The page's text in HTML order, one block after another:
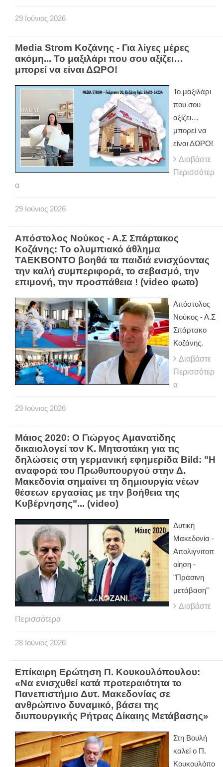
29 Ιούνιος 2026
Media Strom Κοζάνης - Για λίγες μέρες
ακόμη... Το μαξιλάρι που σου αξίζει…
μπορεί να είναι ΔΩΡΟ!
Το μαξιλάρι
που σου
αξίζει…
μπορεί να
είναι ΔΩΡΟ!
Διαβάστε
Περισσότερ
α
29 Ιούνιος 2026
Απόστολος Νούκος - Α.Σ Σπάρτακος
Κοζάνης: Το ολυμπιακό άθλημα
ΤΑΕΚΒΟΝΤΟ βοηθά τα παιδιά ενισχύοντας
την καλή συμπεριφορά, το σεβασμό, την
επιμονή, την προσπάθεια ! (video φωτο)
Απόστολος
Νούκος - Α.Σ
Σπάρτακο
Κοζάνης.
Διαβάστε
Περισσότερ
α
29 Ιούνιος 2026
Μάιος 2020: Ο Γιώργος Αμανατίδης
δικαιολογεί τον Κ. Μητσοτάκη για τις
δηλώσεις στη γερμανική εφημερίδα Bild: "Η
αναφορά του Πρωθυπουργού στην Δ.
Μακεδονία σημαίνει τη δημιουργία νέων
θέσεων εργασίας με την βοήθεια της
Κυβέρνησης"... (video)
Δυτική
Μακεδονία -
Απολιγνιτοπ
οίηση -
"Πράσινη
μετάβαση"
Διαβάστε
Περισσότερα
28 Ιούνιος 2026
Επίκαιρη Ερώτηση Π. Κουκουλόπουλου:
«Να ενισχυθεί κατά προτεραιότητα το
Πανεπιστήμιο Δυτ. Μακεδονίας σε
ανθρώπινο δυναμικό, βάσει της
διυπουργικής Ρήτρας Δίκαιης Μετάβασης»
Στη Βουλή
καλεί ο Π.
Κουκουλόπο